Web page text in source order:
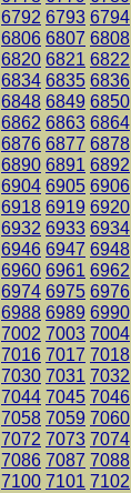
6792 6793 6794
6806 6807 6808
6820 6821 6822
6834 6835 6836
6848 6849 6850
6862 6863 6864
6876 6877 6878
6890 6891 6892
6904 6905 6906
6918 6919 6920
6932 6933 6934
6946 6947 6948
6960 6961 6962
6974 6975 6976
6988 6989 6990
7002 7003 7004
7016 7017 7018
7030 7031 7032
7044 7045 7046
7058 7059 7060
7072 7073 7074
7086 7087 7088
7100 7101 7102